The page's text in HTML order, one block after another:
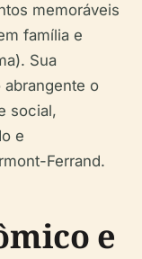
memoráveis
família e
Sua
abrangente o
social,
e
Ferrand.
e